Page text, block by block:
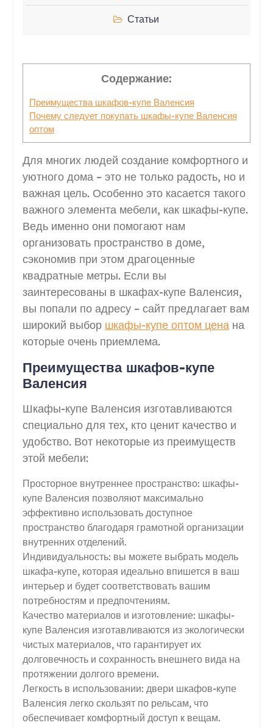
Статьи
Содержание:
Преимущества шкафов-купе Валенсия
Почему следует покупать шкафы-купе Валенсия
оптом
Для многих людей создание комфортного и
уютного дома – это не только радость, но и
важная цель. Особенно это касается такого
важного элемента мебели, как шкафы-купе.
Ведь именно они помогают нам
организовать пространство в доме,
сэкономив при этом драгоценные
квадратные метры. Если вы
заинтересованы в шкафах-купе Валенсия,
вы попали по адресу – сайт предлагает вам
широкий выбор шкафы-купе оптом ценана
которые очень приемлема.
Преимущества шкафов-купе
Валенсия
Шкафы-купе Валенсия изготавливаются
специально для тех, кто ценит качество и
удобство. Вот некоторые из преимуществ
этой мебели:
Просторное внутреннее пространство: шкафы-
купе Валенсия позволяют максимально
эффективно использовать доступное
пространство благодаря грамотной организации
внутренних отделений.
Индивидуальность: вы можете выбрать модель
шкафа-купе, которая идеально впишется в ваш
интерьер и будет соответствовать вашим
потребностям и предпочтениям.
Качество материалов и изготовление: шкафы-
купе Валенсия изготавливаются из экологически
чистых материалов, что гарантирует их
долговечность и сохранность внешнего вида на
протяжении долгого времени.
Легкость в использовании: двери шкафов-купе
Валенсия легко скользят по рельсам, что
обеспечивает комфортный доступ к вещам.